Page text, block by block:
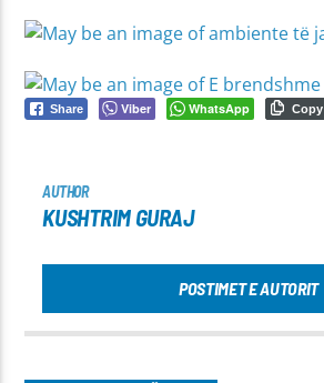
Share Viber WhatsApp Copy
AUTHOR
KUSHTRIM GURAJ
POSTIMET E AUTORIT